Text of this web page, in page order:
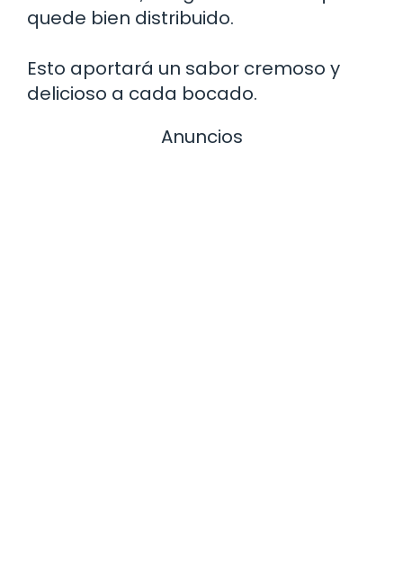
quede bien distribuido.
Esto aportará un sabor cremoso y
delicioso a cada bocado.
Anuncios